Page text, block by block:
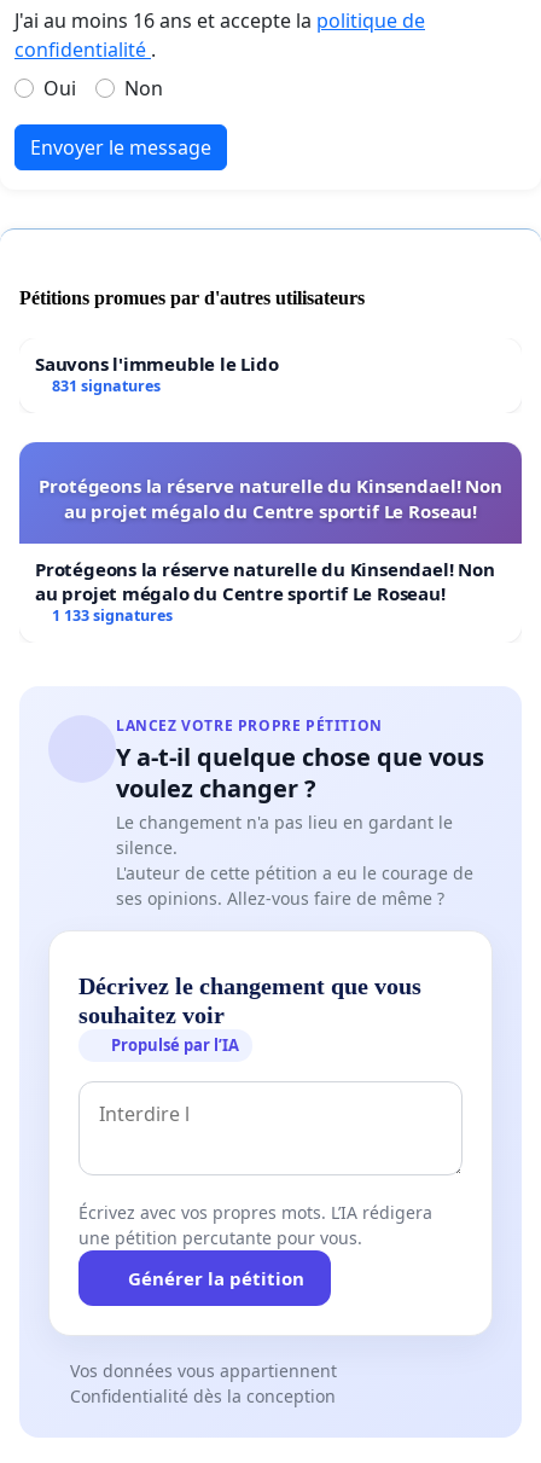
J'ai au moins 16 ans et accepte la politique de
confidentialité .
Oui
Non
Envoyer le message
Pétitions promues par d'autres utilisateurs
Sauvons l'immeuble le Lido
831 signatures
Protégeons la réserve naturelle du Kinsendael! Non
au projet mégalo du Centre sportif Le Roseau!
Protégeons la réserve naturelle du Kinsendael! Non
au projet mégalo du Centre sportif Le Roseau!
1 133 signatures
LANCEZ VOTRE PROPRE PÉTITION
Y a-t-il quelque chose que vous
voulez changer ?
Le changement n'a pas lieu en gardant le
silence.
L'auteur de cette pétition a eu le courage de
ses opinions. Allez-vous faire de même ?
Décrivez le changement que vous
souhaitez voir
Propulsé par l’IA
Écrivez avec vos propres mots. L’IA rédigera
une pétition percutante pour vous.
Générer la pétition
Vos données vous appartiennent
Confidentialité dès la conception